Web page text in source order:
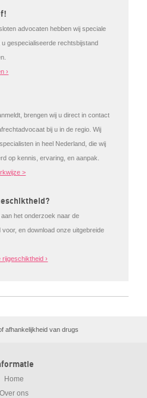
advocaten hebben wij speciale
gespecialiseerde rechtsbijstand
›
brengen wij u direct in contact
bij u in de regio. Wij
in heel Nederland, die wij
op kennis, ervaring, en aanpak.
>
het onderzoek naar de
en download onze uitgebreide
›
afhankelijkheid van drugs
Home
Over ons